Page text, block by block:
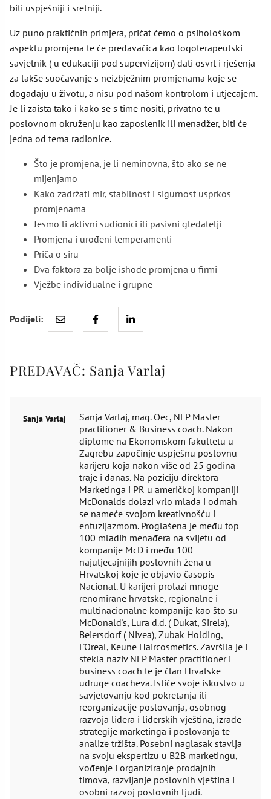
biti uspješniji i sretniji.
Uz puno praktičnih primjera, pričat ćemo o psihološkom
aspektu promjena te će predavačica kao logoterapeutski
savjetnik ( u edukaciji pod supervizijom) dati osvrt i rješenja
za lakše suočavanje s neizbježnim promjenama koje se
događaju u životu, a nisu pod našom kontrolom i utjecajem.
Je li zaista tako i kako se s time nositi, privatno te u
poslovnom okruženju kao zaposlenik ili menadžer, biti će
jedna od tema radionice.
Što je promjena, je li neminovna, što ako se ne
mijenjamo
Kako zadržati mir, stabilnost i sigurnost usprkos
promjenama
Jesmo li aktivni sudionici ili pasivni gledatelji
Promjena i urođeni temperamenti
Priča o siru
Dva faktora za bolje ishode promjena u firmi
Vježbe individualne i grupne
Podijeli:
PREDAVAČ: Sanja Varlaj
Sanja Varlaj
Sanja Varlaj, mag. Oec, NLP Master
practitioner & Business coach. Nakon
diplome na Ekonomskom fakultetu u
Zagrebu započinje uspješnu poslovnu
karijeru koja nakon više od 25 godina
traje i danas. Na poziciju direktora
Marketinga i PR u američkoj kompaniji
McDonalds dolazi vrlo mlada i odmah
se nameće svojom kreativnošću i
entuzijazmom. Proglašena je među top
100 mladih menađera na svijetu od
kompanije McD i među 100
najutjecajnijih poslovnih žena u
Hrvatskoj koje je objavio časopis
Nacional. U karijeri prolazi mnoge
renomirane hrvatske, regionalne i
multinacionalne kompanije kao što su
McDonald's, Lura d.d. ( Dukat, Sirela),
Beiersdorf ( Nivea), Zubak Holding,
L'Oreal, Keune Haircosmetics. Završila je i
stekla naziv NLP Master practitioner i
business coach te je član Hrvatske
udruge coacheva. Ističe svoje iskustvo u
savjetovanju kod pokretanja ili
reorganizacije poslovanja, osobnog
razvoja lidera i liderskih vještina, izrade
strategije marketinga i poslovanja te
analize tržišta. Posebni naglasak stavlja
na svoju ekspertizu u B2B marketingu,
vođenje i organiziranje prodajnih
timova, razvijanje poslovnih vještina i
osobni razvoj poslovnih ljudi.